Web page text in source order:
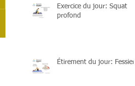
Exercice du jour: Squat
profond
Étirement du jour: Fessiers